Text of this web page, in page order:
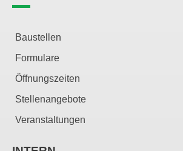
Baustellen
Formulare
Öffnungszeiten
Stellenangebote
Veranstaltungen